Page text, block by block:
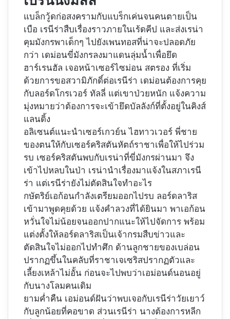
แบล็กวู้ดก่อสงครามกับแบร็กเค่นจนคนตายเป็น
เบือ เรนีร่าสืบเรื่องราวภายในเร้ดคีป และส่งเรน่า
คุมมังกรพาเด็กๆ ไปยังเพนทอสที่น่าจะปลอดภัย
กว่า เดม่อนขี่มังกรลงมาแดนลุ่มน้ำเพื่อยึด
ฮาร์เรนฮัล เจอหน้าเซอร์ไซม่อน สตรอง ที่เริ่ม
ด้วยการขอสวามิภักดิ์ต่อเรนีร่า เดม่อนต้องการคุย
กับลอร์ดโกรเวอร์ ทัลลี่ แต่เขาป่วยหนัก แจ้งความ
มุ่งหมายว่าต้องการจะเข้ายึดบัลลังก์ที่ตั้งอยู่ในคิงส์
แลนดิ้ง
อลิเซนต์แนะนำเซอร์เกวย์น ไฮทาวเวอร์ พี่ชาย
ของตนให้กับเซอร์คริสตันหัตถ์ราชาเพื่อให้ไปร่วม
รบ เซอร์คริสตันพบกับเรน่าที่ขี่มังกรผ่านมา จึง
เข้าไปหลบในป่า เรน่านำเรื่องมาแจ้งในสภาเรนี
ร่า แต่เรนีร่ายังไม่ตัดสินใจทำอะไร
กษัตริย์เอก้อนกำลังเตรียมออกไปรบ ลอร์ดลาริส
เข้ามาพูดคุยด้วย แจ้งคำลวงที่ได้ยินมา พาเอก้อน
หวั่นใจไม่น้อยจนออกปากแนะให้ไปจัดการ พร้อม
แต่งตั้งให้ลอร์ดลาริสเป็นเจ้ากรมสืบข่าวและ
ตัดสินใจไม่ออกไปทำศึก ด้านลูกชายของเบล่อน
ปรากฏขึ้นในคลับที่ราชาเจเซริสปรากฏตัวและ
เลี้ยงเหล้าไม่อั้น ก่อนจะไปพบว่าเอม่อนด์นอนอยู่
กับนางโลมคนเดิม
ยามค่ำคืน เอม่อนด์ฝันว่าพบเจอกับเรนีร่าวัยเยาว์
กับลูกน้อยที่คอขาด ส่วนเรนีร่า นางต้องการหลีก